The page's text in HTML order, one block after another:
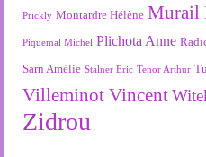
Prickly Montardre Hélène Murail
Piquemal Michel Plichota Anne
Sarn Amélie Stalner Eric Tenor Arthur
Villeminot Vincent
Zidrou